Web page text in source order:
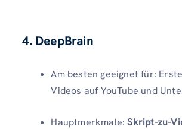
4. DeepBrain
Am besten geeignet für:
Videos auf YouTube und
Hauptmerkmale:Skript-zu-